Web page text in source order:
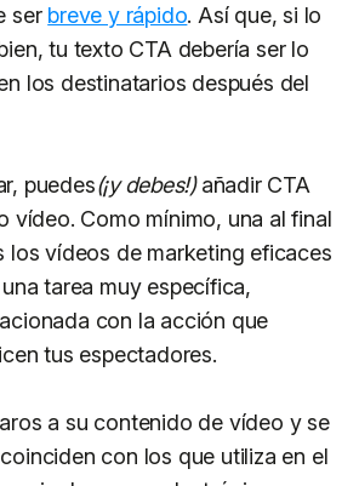
ser breve y rápido. Así que, si lo
tu texto CTA debería ser lo
los destinatarios después del
puedes(¡y debes!)añadir CTA
vídeo. Como mínimo, una al final
los vídeos de marketing eficaces
tarea muy específica,
con la acción que
tus espectadores.
a su contenido de vídeo y se
con los que utiliza en el